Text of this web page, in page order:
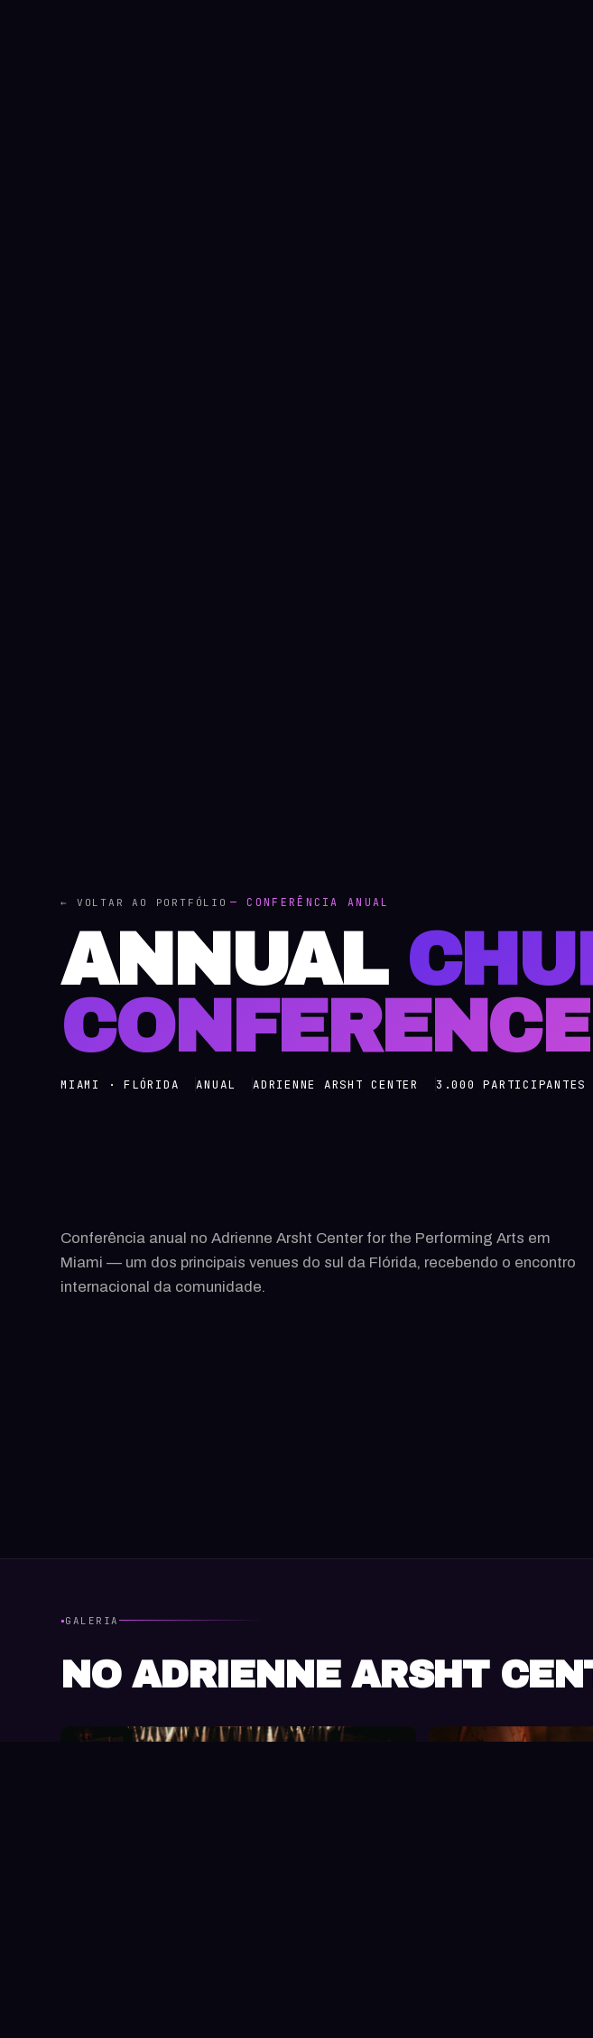
← VOLTAR AO PORTFÓLIO — CONFERÊNCIA ANUAL
ANNUAL
CONFERENCE
MIAMI · FLÓRIDA ANUAL ADRIENNE ARSHT CENTER 3.000 PARTICIPANTES
Conferência anual no Adrienne Arsht Center for the Performing Arts em
Miami — um dos principais venues do sul da Flórida, recebendo o encontro
internacional da comunidade.
·GALERIA
NO ADRIENNE ARSHT